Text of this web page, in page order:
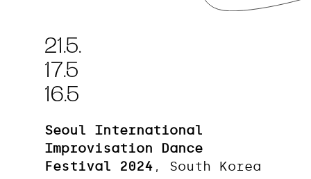
21.5.
17.5
16.5
Seoul International
Improvisation Dance
Festival 2024 , South Korea